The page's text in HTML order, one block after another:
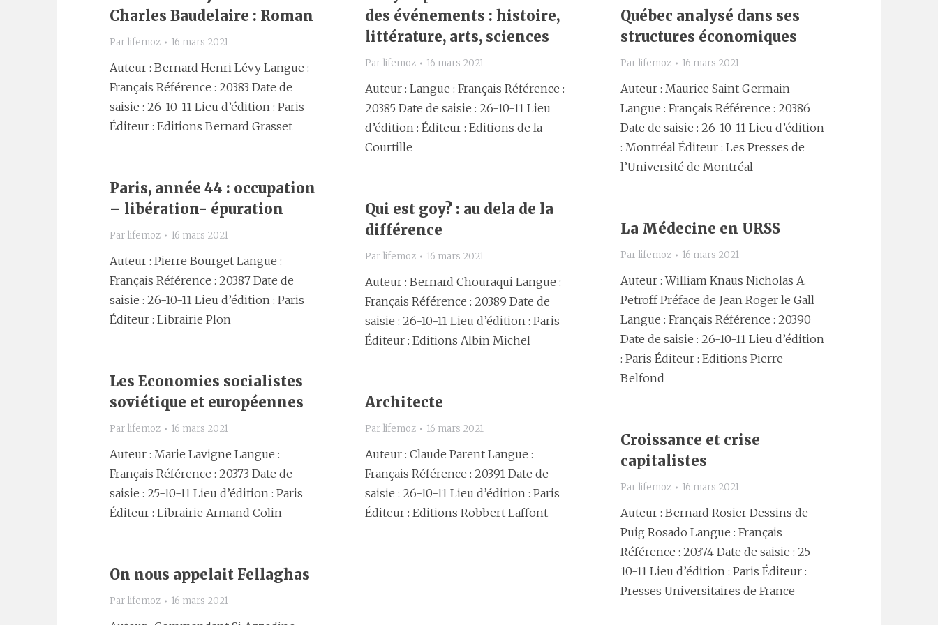
Charles Baudelaire : Roman
Par lifemoz 16 mars 2021
Auteur : Bernard Henri Lévy Langue :
Français Référence : 20383 Date de
saisie : 26-10-11 Lieu d’édition : Paris
Éditeur : Editions Bernard Grasset
des événements : histoire,
littérature, arts, sciences
Par lifemoz 16 mars 2021
Auteur : Langue : Français Référence :
20385 Date de saisie : 26-10-11 Lieu
d’édition : Éditeur : Editions de la
Courtille
Québec analysé dans ses
structures économiques
Par lifemoz 16 mars 2021
Auteur : Maurice Saint Germain
Langue : Français Référence : 20386
Date de saisie : 26-10-11 Lieu d’édition
: Montréal Éditeur : Les Presses de
l’Université de Montréal
Paris, année 44 : occupation
– libération- épuration
Par lifemoz 16 mars 2021
Auteur : Pierre Bourget Langue :
Français Référence : 20387 Date de
saisie : 26-10-11 Lieu d’édition : Paris
Éditeur : Librairie Plon
Qui est goy? : au dela de la
différence
Par lifemoz 16 mars 2021
Auteur : Bernard Chouraqui Langue :
Français Référence : 20389 Date de
saisie : 26-10-11 Lieu d’édition : Paris
Éditeur : Editions Albin Michel
La Médecine en URSS
Par lifemoz 16 mars 2021
Auteur : William Knaus Nicholas A.
Petroff Préface de Jean Roger le Gall
Langue : Français Référence : 20390
Date de saisie : 26-10-11 Lieu d’édition
: Paris Éditeur : Editions Pierre
Belfond
Les Economies socialistes
soviétique et européennes
Par lifemoz 16 mars 2021
Auteur : Marie Lavigne Langue :
Français Référence : 20373 Date de
saisie : 25-10-11 Lieu d’édition : Paris
Éditeur : Librairie Armand Colin
Architecte
Par lifemoz 16 mars 2021
Auteur : Claude Parent Langue :
Français Référence : 20391 Date de
saisie : 26-10-11 Lieu d’édition : Paris
Éditeur : Editions Robbert Laffont
Croissance et crise
capitalistes
Par lifemoz 16 mars 2021
Auteur : Bernard Rosier Dessins de
Puig Rosado Langue : Français
Référence : 20374 Date de saisie : 25-
10-11 Lieu d’édition : Paris Éditeur :
Presses Universitaires de France
On nous appelait Fellaghas
Par lifemoz 16 mars 2021